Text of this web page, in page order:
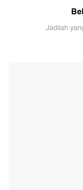
Jadilah